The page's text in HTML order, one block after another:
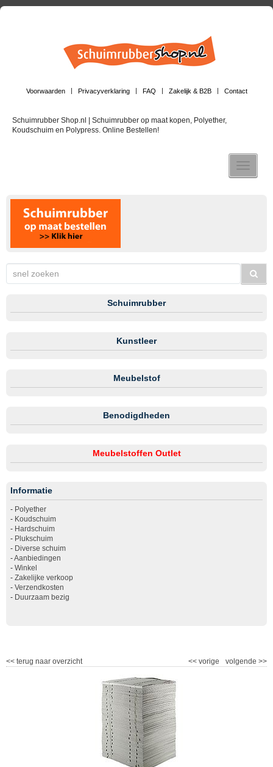
Voorwaarden Privacyverklaring FAQ Zakelijk & B2B Contact
Schuimrubber Shop.nl | Schuimrubber op maat kopen, Polyether,
Koudschuim en Polypress. Online Bestellen!
Toggle
Schuimrubber
Kunstleer
Meubelstof
Benodigdheden
Meubelstoffen Outlet
Informatie
- Polyether
- Koudschuim
- Hardschuim
- Plukschuim
- Diverse schuim
-Aanbiedingen
- Winkel
- Zakelijke verkoop
- Verzendkosten
- Duurzaam bezig
<< terug naar overzicht volgende >>
<< vorige